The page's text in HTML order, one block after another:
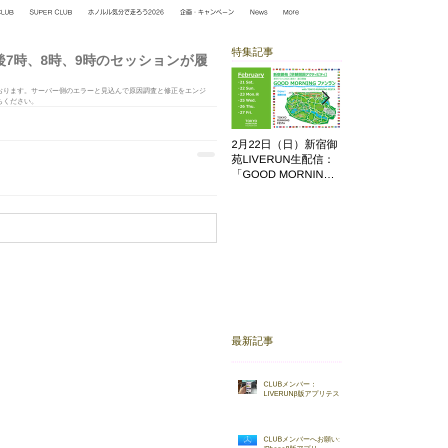
SUPER CLUB ホノルル気分で走ろう2026 企画・キャンペーン News More
7時、8時、9時のセッションが履
ます。サーバー側のエラーと見込んで原因調査と修正をエンジ
ださい。
特集記事
2月22日（日）新宿御
苑LIVERUN生配信：
「GOOD MORNING
最新記事
CLUBメンバー：
LIVERUNβ版アプリテスト
CLUBメンバーへお願い: